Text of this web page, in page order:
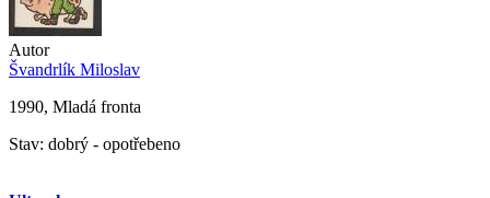
Autor
Švandrlík Miloslav
1990, Mladá fronta
Stav: dobrý - opotřebeno